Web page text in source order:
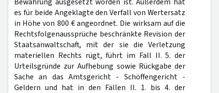
es für beide Angeklagte den Verfall von Wertersatz
in Höhe von 800 € angeordnet. Die wirksam auf die
Rechtsfolgenaussprüche beschränkte Revision der
Staatsanwaltschaft, mit der sie die Verletzung
materiellen Rechts rügt, führt im Fall II. 5. der
Urteilsgründe zur Aufhebung sowie Rückgabe der
Sache an das Amtsgericht - Schöffengericht -
Geldern und hat in den Fällen II. 1. bis 4. der